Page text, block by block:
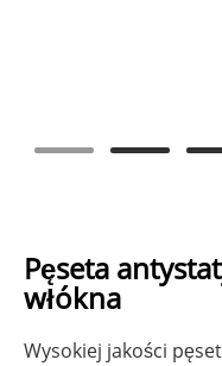
Pęseta
włókna
Wysokiej jakości